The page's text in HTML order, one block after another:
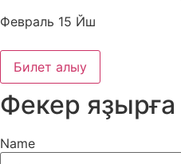
Февраль 15 Йш
Билет алыу
Фекер яҙырға
Name